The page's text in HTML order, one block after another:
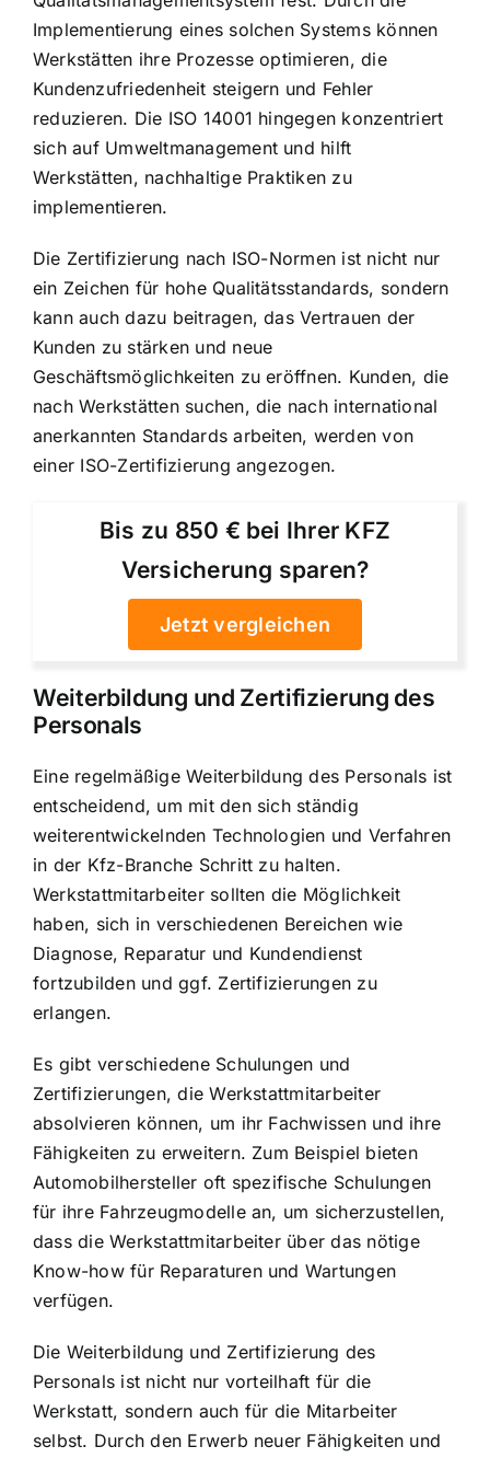
Implementierung eines solchen Systems können
Werkstätten ihre Prozesse optimieren, die
Kundenzufriedenheit steigern und Fehler
reduzieren. Die ISO 14001 hingegen konzentriert
sich auf Umweltmanagement und hilft
Werkstätten, nachhaltige Praktiken zu
implementieren.
Die Zertifizierung nach ISO-Normen ist nicht nur
ein Zeichen für hohe Qualitätsstandards, sondern
kann auch dazu beitragen, das Vertrauen der
Kunden zu stärken und neue
Geschäftsmöglichkeiten zu eröffnen. Kunden, die
nach Werkstätten suchen, die nach international
anerkannten Standards arbeiten, werden von
einer ISO-Zertifizierung angezogen.
Bis zu 850 € bei Ihrer KFZ
Versicherung sparen?
Jetzt vergleichen
Weiterbildung und Zertifizierung des
Personals
Eine regelmäßige Weiterbildung des Personals ist
entscheidend, um mit den sich ständig
weiterentwickelnden Technologien und Verfahren
in der Kfz-Branche Schritt zu halten.
Werkstattmitarbeiter sollten die Möglichkeit
haben, sich in verschiedenen Bereichen wie
Diagnose, Reparatur und Kundendienst
fortzubilden und ggf. Zertifizierungen zu
erlangen.
Es gibt verschiedene Schulungen und
Zertifizierungen, die Werkstattmitarbeiter
absolvieren können, um ihr Fachwissen und ihre
Fähigkeiten zu erweitern. Zum Beispiel bieten
Automobilhersteller oft spezifische Schulungen
für ihre Fahrzeugmodelle an, um sicherzustellen,
dass die Werkstattmitarbeiter über das nötige
Know-how für Reparaturen und Wartungen
verfügen.
Die Weiterbildung und Zertifizierung des
Personals ist nicht nur vorteilhaft für die
Werkstatt, sondern auch für die Mitarbeiter
selbst. Durch den Erwerb neuer Fähigkeiten und